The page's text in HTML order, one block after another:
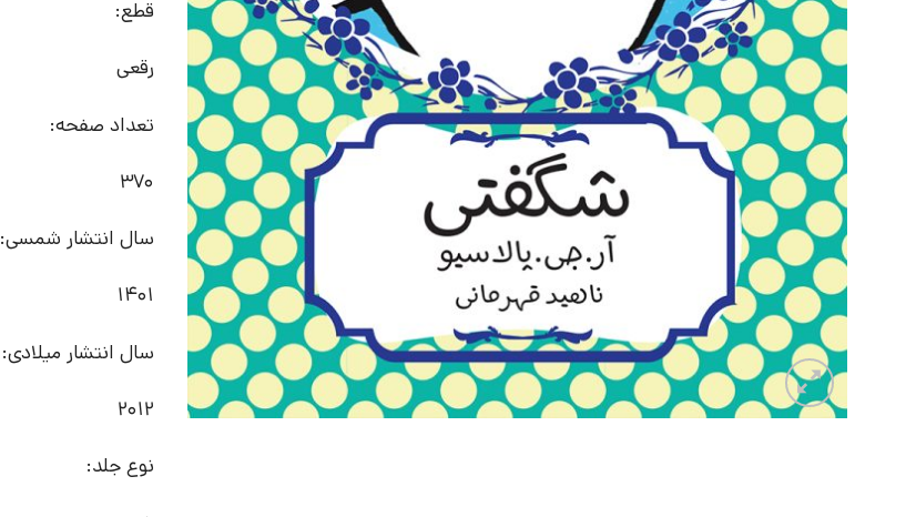
قطع:
رقعی
تعداد صفحه:
370
سال انتشار شمسی:
1401
سال انتشار میلادی:
2012
نوع جلد: